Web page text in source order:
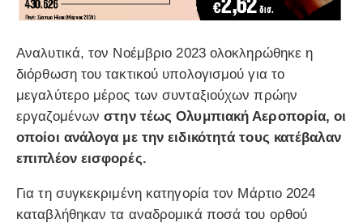
Αναλυτικά, τον Νοέμβριο 2023 ολοκληρώθηκε η
διόρθωση του τακτικού υπολογισμού για το
μεγαλύτερο μέρος των συνταξιούχων πρώην
εργαζομένωνστην τέως Ολυμπιακή Αεροπορία, οι
οποίοι ανάλογα με την ειδικότητά τους κατέβαλαν
επιπλέον εισφορές.
Για τη συγκεκριμένη κατηγορία τον Μάρτιο 2024
καταβλήθηκαν τα αναδρομικά ποσά του ορθού